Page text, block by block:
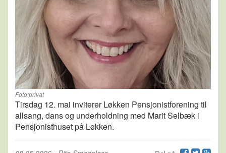
Foto:privat
Tirsdag 12. mai inviterer Løkken Pensjonistforening til
allsang, dans og underholdning med Marit Selbæk i
Pensjonisthuset på Løkken.